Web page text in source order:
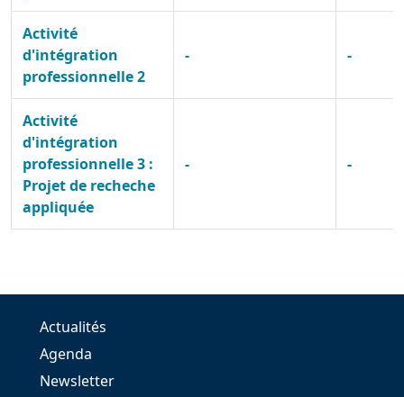
Activité
d'intégration
professionnelle 2
- -
Activité
d'intégration
professionnelle 3 :
Projet de recheche
appliquée
- -
Actualités
Agenda
Newsletter